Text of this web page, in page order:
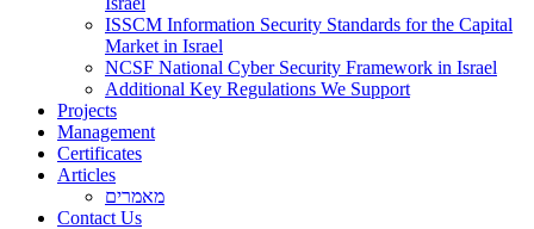
ISSCM Information Security Standards for the Capital
Market in Israel
NCSF National Cyber Security Framework in Israel
Additional Key Regulations We Support
Projects
Management
Certificates
Articles
מאמרים
Contact Us